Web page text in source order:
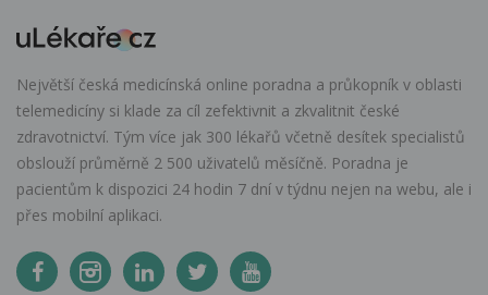
Největší česká medicínská online poradna a průkopník v oblasti
telemedicíny si klade za cíl zefektivnit a zkvalitnit české
zdravotnictví. Tým více jak 300 lékařů včetně desítek specialistů
obslouží průměrně 2 500 uživatelů měsíčně. Poradna je
pacientům k dispozici 24 hodin 7 dní v týdnu nejen na webu, ale i
přes mobilní aplikaci.